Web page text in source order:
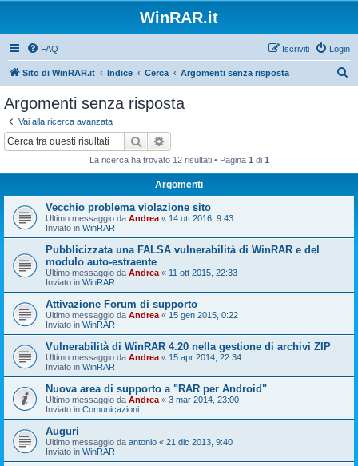
WinRAR.it
FAQ Login
Iscriviti
Sito di WinRAR.it Indice Cerca Argomenti senza risposta
Argomenti senza risposta
Vai alla ricerca avanzata
Cerca
La ricerca ha trovato 12 risultati • Pagina 1 di 1
Argomenti
Vecchio problema violazione sito
Ultimo messaggio da Andrea « 14 ott 2016, 9:43
Inviato in WinRAR
Pubblicizzata una FALSA vulnerabilità di WinRAR e del
modulo auto-estraente
Ultimo messaggio da Andrea « 11 ott 2015, 22:33
Inviato in WinRAR
Attivazione Forum di supporto
Ultimo messaggio da Andrea « 15 gen 2015, 0:22
Inviato in WinRAR
Vulnerabilità di WinRAR 4.20 nella gestione di archivi ZIP
Ultimo messaggio da Andrea « 15 apr 2014, 22:34
Inviato in WinRAR
Nuova area di supporto a "RAR per Android"
Ultimo messaggio da Andrea « 3 mar 2014, 23:00
Inviato in Comunicazioni
Auguri
Ultimo messaggio da antonio « 21 dic 2013, 9:40
Inviato in WinRAR